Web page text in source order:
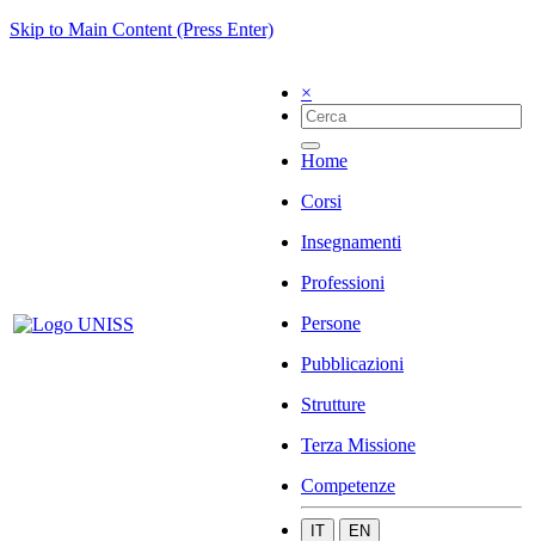
Skip to Main Content (Press Enter)
×
Home
Corsi
Insegnamenti
Professioni
Persone
Pubblicazioni
Strutture
Terza Missione
Competenze
IT EN